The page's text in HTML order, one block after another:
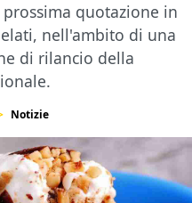
quotazione in
nell'ambito di una
di rilancio della
Notizie